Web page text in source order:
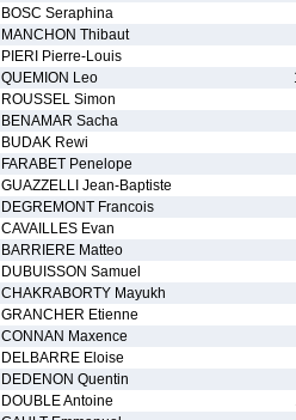
BOSC Seraphina
MANCHON Thibaut
PIERI Pierre-Louis
QUEMION Leo
ROUSSEL Simon
BENAMAR Sacha
BUDAK Rewi
FARABET Penelope
GUAZZELLI Jean-Baptiste
DEGREMONT Francois
CAVAILLES Evan
BARRIERE Matteo
DUBUISSON Samuel
CHAKRABORTY Mayukh
GRANCHER Etienne
CONNAN Maxence
DELBARRE Eloise
DEDENON Quentin
DOUBLE Antoine